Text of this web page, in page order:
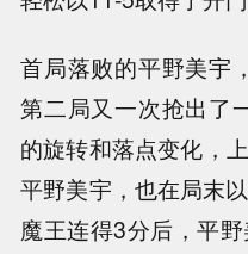
首局落败的平野美宇
第二局又一次抢出了
的旋转和落点变化，
平野美宇，也在局末
魔王连得3分后，平